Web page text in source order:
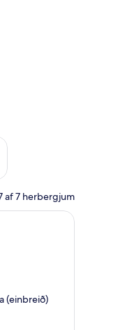
- ágú. 16
af 7 herbergjum
(Sky Room) | Míníbar,
(einbreið)